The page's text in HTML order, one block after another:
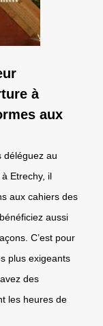
à
aux
déléguez au
Etrechy, il
aux cahiers des
aussi
C’est pour
plus exigeants
des
les heures de